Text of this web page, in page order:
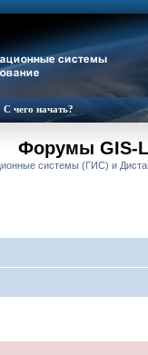
С чего начать?
Форумы GIS-
системы (ГИС) и